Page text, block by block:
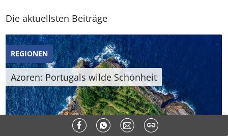
Die aktuellsten Beiträge
REGIONEN
Azoren: Portugals wilde Schönheit